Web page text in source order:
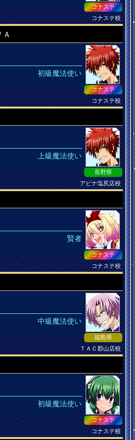
コナステ
コナステ校
Ａ
初級魔法使い
コナステ
コナステ校
上級魔法使い
長野県
アピナ塩尻店校
賢者
コナステ
コナステ校
中級魔法使い
福島県
ＴＡＣ郡山店校
初級魔法使い
コナステ
コナステ校